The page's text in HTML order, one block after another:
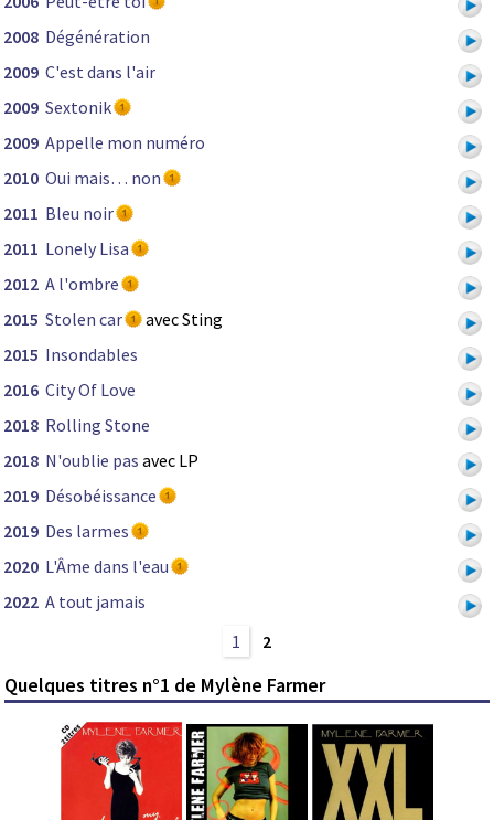
2008 Dégénération
2009 C'est dans l'air
2009 Sextonik
2009 Appelle mon numéro
2010 Oui mais… non
2011 Bleu noir
2011 Lonely Lisa
2012 A l'ombre
2015 Stolen car
avec Sting
2015 Insondables
2016 City Of Love
2018 Rolling Stone
2018 N'oublie pas avec LP
2019 Désobéissance
2019 Des larmes
2020 L'Âme dans l'eau
2022 А tout jamais
1
2
Quelques titres n°1 de Mylène Farmer